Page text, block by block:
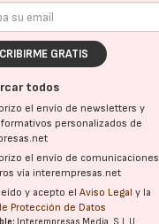
GRATIS
todos
el envío de newsletters y
personalizados de
el envío de comunicaciones
vía interempresas.net
y acepto elAviso Legal y la
Protección de Datos